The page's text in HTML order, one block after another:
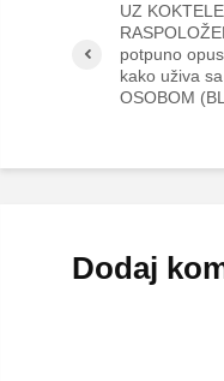
UZ
potpuno
kako uživa
OSOBOM
Dodaj